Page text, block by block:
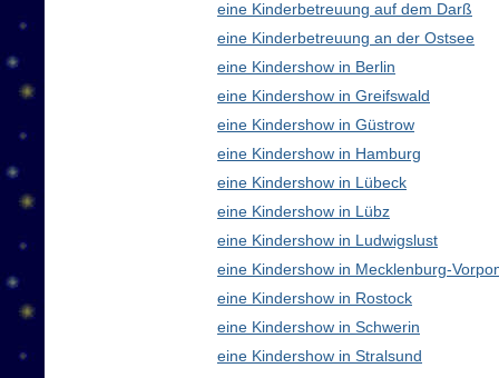
eine Kinderbetreuung auf dem Darß
eine Kinderbetreuung an der Ostsee
eine Kindershow in Berlin
eine Kindershow in Greifswald
eine Kindershow in Güstrow
eine Kindershow in Hamburg
eine Kindershow in Lübeck
eine Kindershow in Lübz
eine Kindershow in Ludwigslust
eine Kindershow in Mecklenburg-
eine Kindershow in Rostock
eine Kindershow in Schwerin
eine Kindershow in Stralsund